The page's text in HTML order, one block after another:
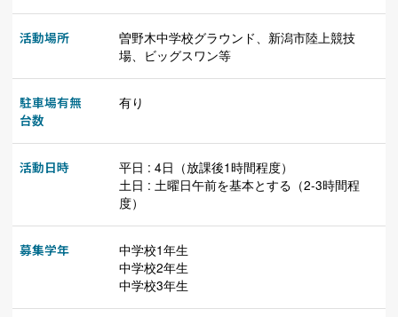
活動場所
曽野木中学校グラウンド、新潟市陸上競技
場、ビッグスワン等
駐車場有無
台数
有り
活動日時
平日 : 4日（放課後1時間程度）
土日 : 土曜日午前を基本とする（2-3時間程
度）
募集学年
中学校1年生
中学校2年生
中学校3年生